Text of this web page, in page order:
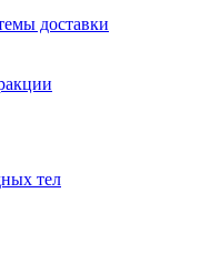
доставки
тел